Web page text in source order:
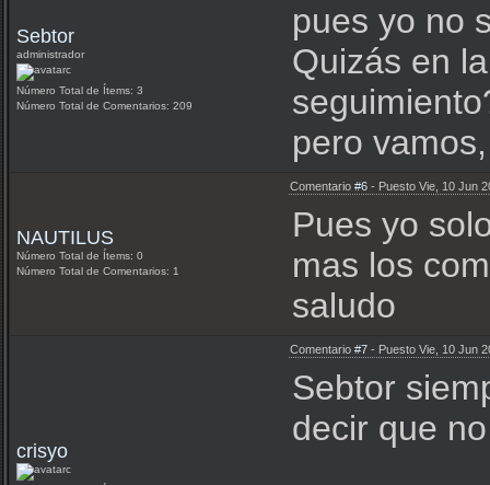
Sebtor
administrador
Número Total de Ítems: 3
Número Total de Comentarios: 209
pues yo no
Quizás en
pero
NAUTILUS
Número Total de Ítems: 0
Número Total de Comentarios: 1
Comentario #6 - Puesto Vie, 10 Jun
Pues yo
mas los
saludo
crisyo
Comentario #7 - Puesto Vie, 10 Jun
Sebtor
decir que